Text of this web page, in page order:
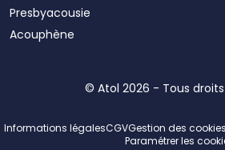
Presbyacousie
Acouphène
© Atol 2026 - Tous
Informations légalesCGVGestion des cookies
Paramétrer les